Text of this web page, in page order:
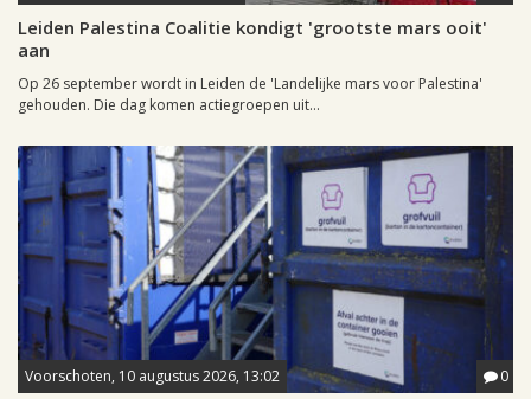
Leiden Palestina Coalitie kondigt 'grootste mars ooit'
aan
Op 26 september wordt in Leiden de 'Landelijke mars voor Palestina'
gehouden. Die dag komen actiegroepen uit...
Voorschoten, 10 augustus 2026, 13:02 0